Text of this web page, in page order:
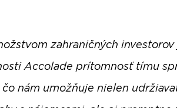
zahraničných
Accolade prítomnosť tímu
nám umožňuje nielen